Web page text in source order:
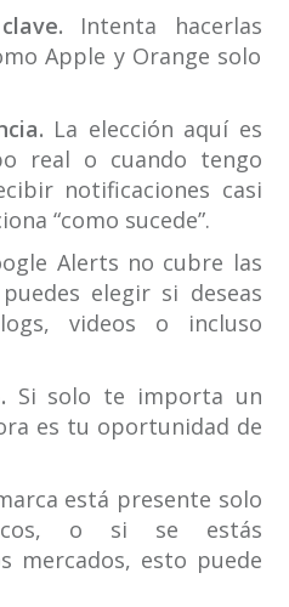
Intenta hacerlas
Apple y Orange solo
La elección aquí es
real o cuando tengo
notificaciones casi
“como sucede”.
Alerts no cubre las
elegir si deseas
videos o incluso
Si solo te importa un
es tu oportunidad de
está presente solo
o si se estás
mercados, esto puede